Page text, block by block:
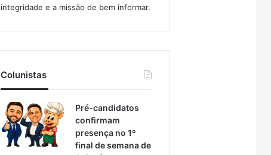
integridade e a missão de bem informar.​
Colunistas
Pré-candidatos
confirmam
presença no 1º
final de semana de